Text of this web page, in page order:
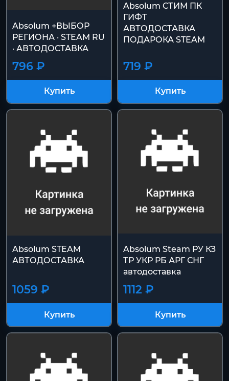
Absolum +ВЫБОР
РЕГИОНА · STEAM RU
· АВТОДОСТАВКА
796 ₽
Купить
Absolum СТИМ ПК
ГИФТ
АВТОДОСТАВКА
ПОДАРОКА STEAM
719 ₽
Купить
Absolum STEAM
АВТОДОСТАВКА
1059 ₽
Купить
Absolum Steam РУ КЗ
ТР УКР РБ АРГ СНГ
автодоставка
1112 ₽
Купить